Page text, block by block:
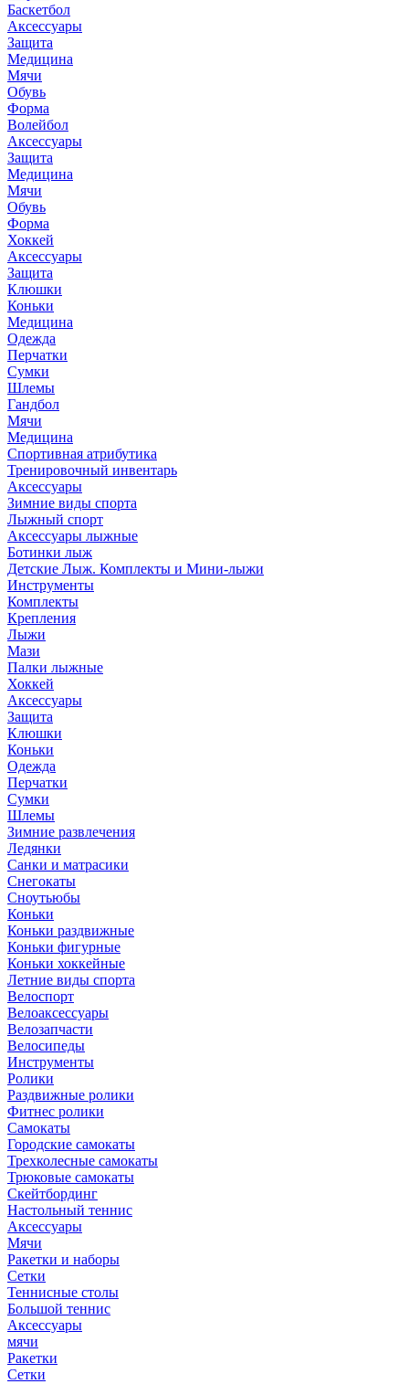
Баскетбол
Аксессуары
Защита
Медицина
Мячи
Обувь
Форма
Волейбол
Аксессуары
Защита
Медицина
Мячи
Обувь
Форма
Хоккей
Аксессуары
Защита
Клюшки
Коньки
Медицина
Одежда
Перчатки
Сумки
Шлемы
Гандбол
Мячи
Медицина
Спортивная атрибутика
Тренировочный инвентарь
Аксессуары
Зимние виды спорта
Лыжный спорт
Аксессуары лыжные
Ботинки лыж
Детские Лыж. Комплекты и Мини-лыжи
Инструменты
Комплекты
Крепления
Лыжи
Мази
Палки лыжные
Хоккей
Аксессуары
Защита
Клюшки
Коньки
Одежда
Перчатки
Сумки
Шлемы
Зимние развлечения
Ледянки
Санки и матрасики
Снегокаты
Сноутьюбы
Коньки
Коньки раздвижные
Коньки фигурные
Коньки хоккейные
Летние виды спорта
Велоспорт
Велоаксессуары
Велозапчасти
Велосипеды
Инструменты
Ролики
Раздвижные ролики
Фитнес ролики
Самокаты
Городские самокаты
Трехколесные самокаты
Трюковые самокаты
Скейтбординг
Настольный теннис
Аксессуары
Мячи
Ракетки и наборы
Сетки
Теннисные столы
Большой теннис
Аксессуары
мячи
Ракетки
Сетки